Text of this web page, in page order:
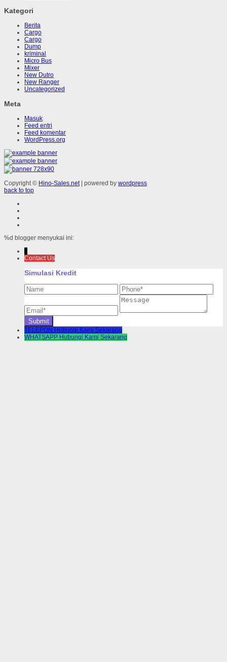
Kategori
Berita
Cargo
Cargo
Dump
kriminal
Micro Bus
Mixer
New Dutro
New Ranger
Uncategorized
Meta
Masuk
Feed entri
Feed komentar
WordPress.org
Copyright © Hino-Sales.net| powered by wordpress
back to top
%d blogger menyukai ini:
↓
Contact Us
Simulasi Kredit
TELEPON Hubungi Kami Sekarang
WHATSAPP Hubungi Kami Sekarang